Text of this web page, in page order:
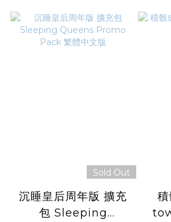
Sold Out
沉睡皇后周年版 擴充
包 Sleeping